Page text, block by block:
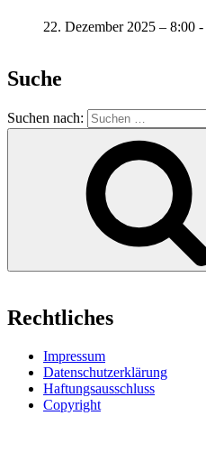
22. Dezember 2025 – 8:00 -
Suche
Suchen nach:
Rechtliches
Impressum
Datenschutzerklärung
Haftungsausschluss
Copyright